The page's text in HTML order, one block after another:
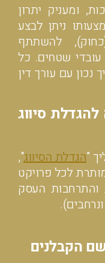
ומעניק יתרון
ניתן לבצע
להשתתף
שטחים. כל
עם עורך דין
סיווג
"הגדלת הסיווג",
לכל פרויקט
העסק
הקבלנים